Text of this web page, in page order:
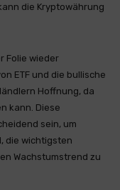
die Kryptowährung
Folie wieder
ETF und die bullische
Hoffnung, da
kann. Diese
sein, um
die wichtigsten
Wachstumstrend zu